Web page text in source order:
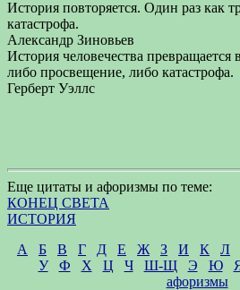
История повторяется. Один раз как
катастрофа.
Александр Зиновьев
История человечества превращается
либо просвещение, либо катастрофа.
Герберт Уэллс
Еще цитаты и афоризмы по теме:
КОНЕЦ СВЕТА
ИСТОРИЯ
А
Б В Г Д Е Ж З И К Л
У
Ф Х Ц Ч Ш-Щ Э Ю
афоризмы